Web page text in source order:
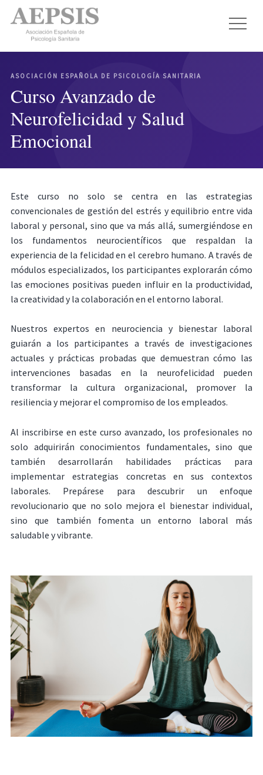
ASOCIACIÓN ESPAÑOLA DE PSICOLOGÍA SANITARIA
Curso Avanzado de
Neurofelicidad y Salud
Emocional
Este curso no solo se centra en las estrategias
convencionales de gestión del estrés y equilibrio entre vida
laboral y personal, sino que va más allá, sumergiéndose en
los fundamentos neurocientíficos que respaldan la
experiencia de la felicidad en el cerebro humano. A través de
módulos especializados, los participantes explorarán cómo
las emociones positivas pueden influir en la productividad,
la creatividad y la colaboración en el entorno laboral.
Nuestros expertos en neurociencia y bienestar laboral
guiarán a los participantes a través de investigaciones
actuales y prácticas probadas que demuestran cómo las
intervenciones basadas en la neurofelicidad pueden
transformar la cultura organizacional, promover la
resiliencia y mejorar el compromiso de los empleados.
Al inscribirse en este curso avanzado, los profesionales no
solo adquirirán conocimientos fundamentales, sino que
también desarrollarán habilidades prácticas para
implementar estrategias concretas en sus contextos
laborales. Prepárese para descubrir un enfoque
revolucionario que no solo mejora el bienestar individual,
sino que también fomenta un entorno laboral más
saludable y vibrante.